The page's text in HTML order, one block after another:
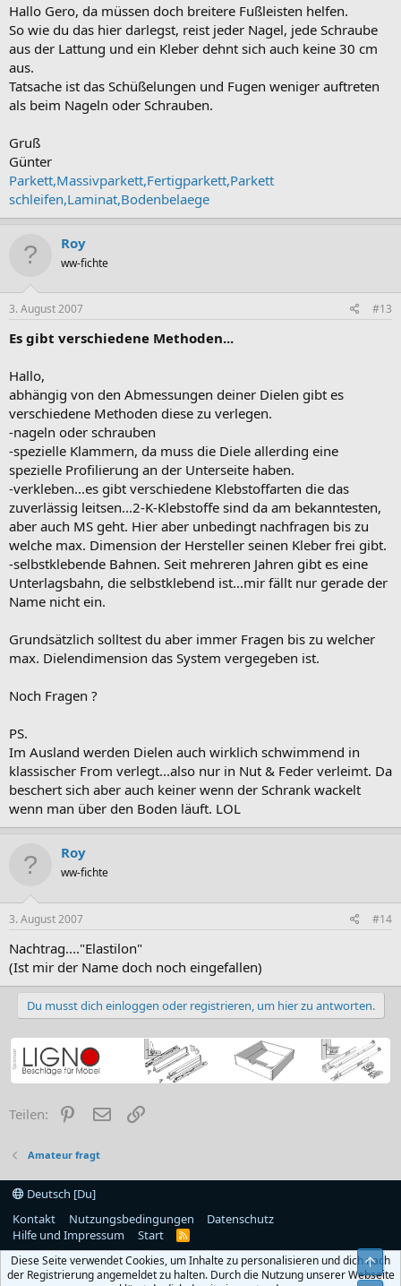
Hallo Gero, da müssen doch breitere Fußleisten helfen.
So wie du das hier darlegst, reist jeder Nagel, jede Schraube
aus der Lattung und ein Kleber dehnt sich auch keine 30 cm
aus.
Tatsache ist das Schüßelungen und Fugen weniger auftreten
als beim Nageln oder Schrauben.
Gruß
Günter
Parkett,Massivparkett,Fertigparkett,Parkett
schleifen,Laminat,Bodenbelaege
Roy
ww-fichte
3. August 2007 #13
Es gibt verschiedene Methoden...
Hallo,
abhängig von den Abmessungen deiner Dielen gibt es
verschiedene Methoden diese zu verlegen.
-nageln oder schrauben
-spezielle Klammern, da muss die Diele allerding eine
spezielle Profilierung an der Unterseite haben.
-verkleben...es gibt verschiedene Klebstoffarten die das
zuverlässig leitsen...2-K-Klebstoffe sind da am bekanntesten,
aber auch MS geht. Hier aber unbedingt nachfragen bis zu
welche max. Dimension der Hersteller seinen Kleber frei gibt.
-selbstklebende Bahnen. Seit mehreren Jahren gibt es eine
Unterlagsbahn, die selbstklebend ist...mir fällt nur gerade der
Name nicht ein.
Grundsätzlich solltest du aber immer Fragen bis zu welcher
max. Dielendimension das System vergegeben ist.
Noch Fragen ?
PS.
Im Ausland werden Dielen auch wirklich schwimmend in
klassischer From verlegt...also nur in Nut & Feder verleimt. Da
beschert sich aber auch keiner wenn der Schrank wackelt
wenn man über den Boden läuft. LOL
Roy
ww-fichte
3. August 2007 #14
Nachtrag...."Elastilon"
(Ist mir der Name doch noch eingefallen)
Du musst dich einloggen oder registrieren, um hier zu antworten.
Teilen: PinterestE-Mail
Amateur fragt
Deutsch [Du]
Kontakt
Nutzungsbedingungen
Datenschutz
Hilfe und Impressum
Start
R
S
Diese Seite verwendet Cookies, um Inhalte zu personalisieren und dich nach
der Registrierung angemeldet zu halten. Durch die Nutzung unserer Webseite